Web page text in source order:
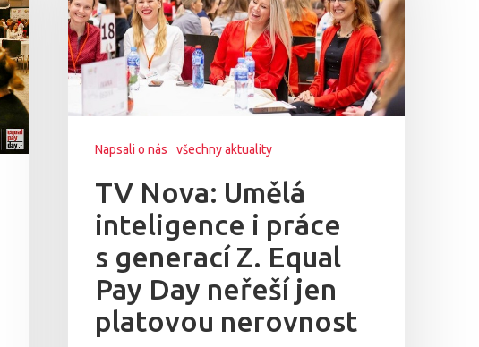
Napsali o nás všechny aktuality
TV Nova: Umělá
inteligence i práce
s generací Z. Equal
Pay Day neřeší jen
platovou nerovnost